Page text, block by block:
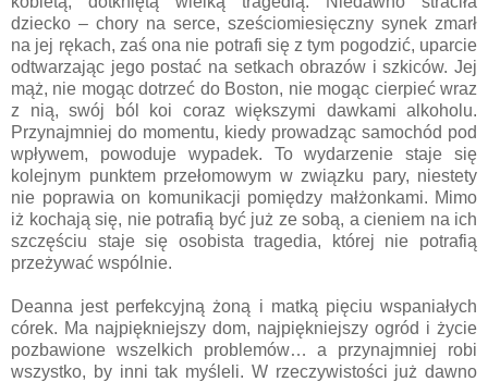
dziecko – chory na serce, sześciomiesięczny synek zmarł
na jej rękach, zaś ona nie potrafi się z tym pogodzić, uparcie
odtwarzając jego postać na setkach obrazów i szkiców. Jej
mąż, nie mogąc dotrzeć do Boston, nie mogąc cierpieć wraz
z nią, swój ból koi coraz większymi dawkami alkoholu.
Przynajmniej do momentu, kiedy prowadząc samochód pod
wpływem, powoduje wypadek. To wydarzenie staje się
kolejnym punktem przełomowym w związku pary, niestety
nie poprawia on komunikacji pomiędzy małżonkami. Mimo
iż kochają się, nie potrafią być już ze sobą, a cieniem na ich
szczęściu staje się osobista tragedia, której nie potrafią
przeżywać wspólnie.
Deanna jest perfekcyjną żoną i matką pięciu wspaniałych
córek. Ma najpiękniejszy dom, najpiękniejszy ogród i życie
pozbawione wszelkich problemów… a przynajmniej robi
wszystko, by inni tak myśleli. W rzeczywistości już dawno